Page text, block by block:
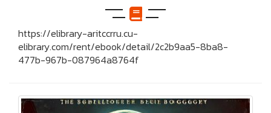
https://elibrary-aritccrru.cu-
elibrary.com/rent/ebook/detail/2c2b9aa5-8ba8-
477b-967b-087964a8764f